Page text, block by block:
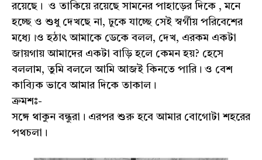
রয়েছে। ও তাকিয়ে রয়েছে সামনের পাহাড়ের দিকে , মনে
হচ্ছে ও শুধু দেখছে না, ঢুকে যাচ্ছে সেই স্বর্গীয় পরিবেশের
মধ্যে।ও হঠাৎ আমাকে ডেকে বলল, দেখ, এরকম একটা
জায়গায় আমাদের একটা বাড়ি হলে কেমন হয়? হেসে
বললাম, তুমি বললে আমি আজই কিনতে পারি। ও বেশ
কাব্যিক ভাবে আমার দিকে তাকাল।
ক্রমশঃ-
সঙ্গে থাকুন বন্ধুরা। এরপর শুরু হবে আমার বোগোটা শহরের
পথচলা।